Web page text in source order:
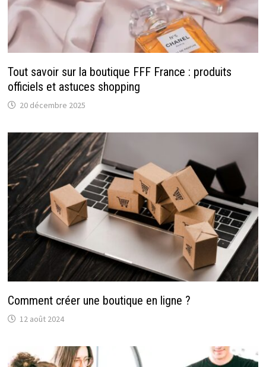
Tout savoir sur la boutique FFF France : produits
officiels et astuces shopping
20 décembre 2025
Comment créer une boutique en ligne ?
12 août 2024